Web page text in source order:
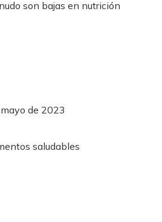
de 2023